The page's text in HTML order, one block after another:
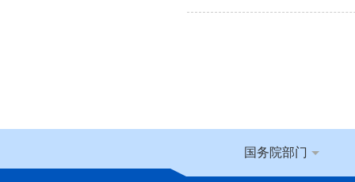
国务院部门